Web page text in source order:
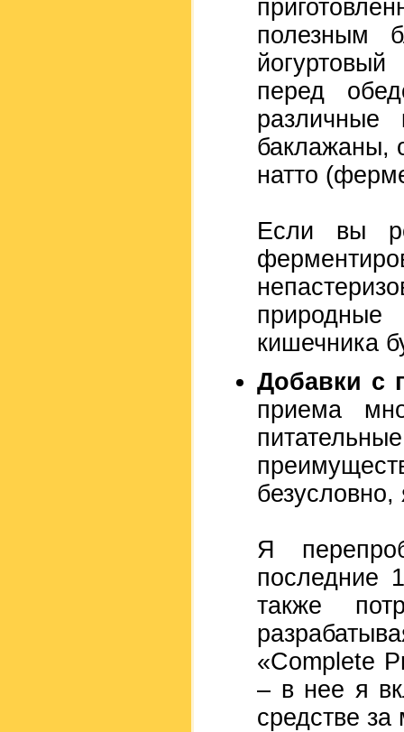
полезным
перед
баклажаны,
натто
Если вы
кишечника
Добавки с
приема
Я
последние
также
«Complete
– в нее я
средстве за